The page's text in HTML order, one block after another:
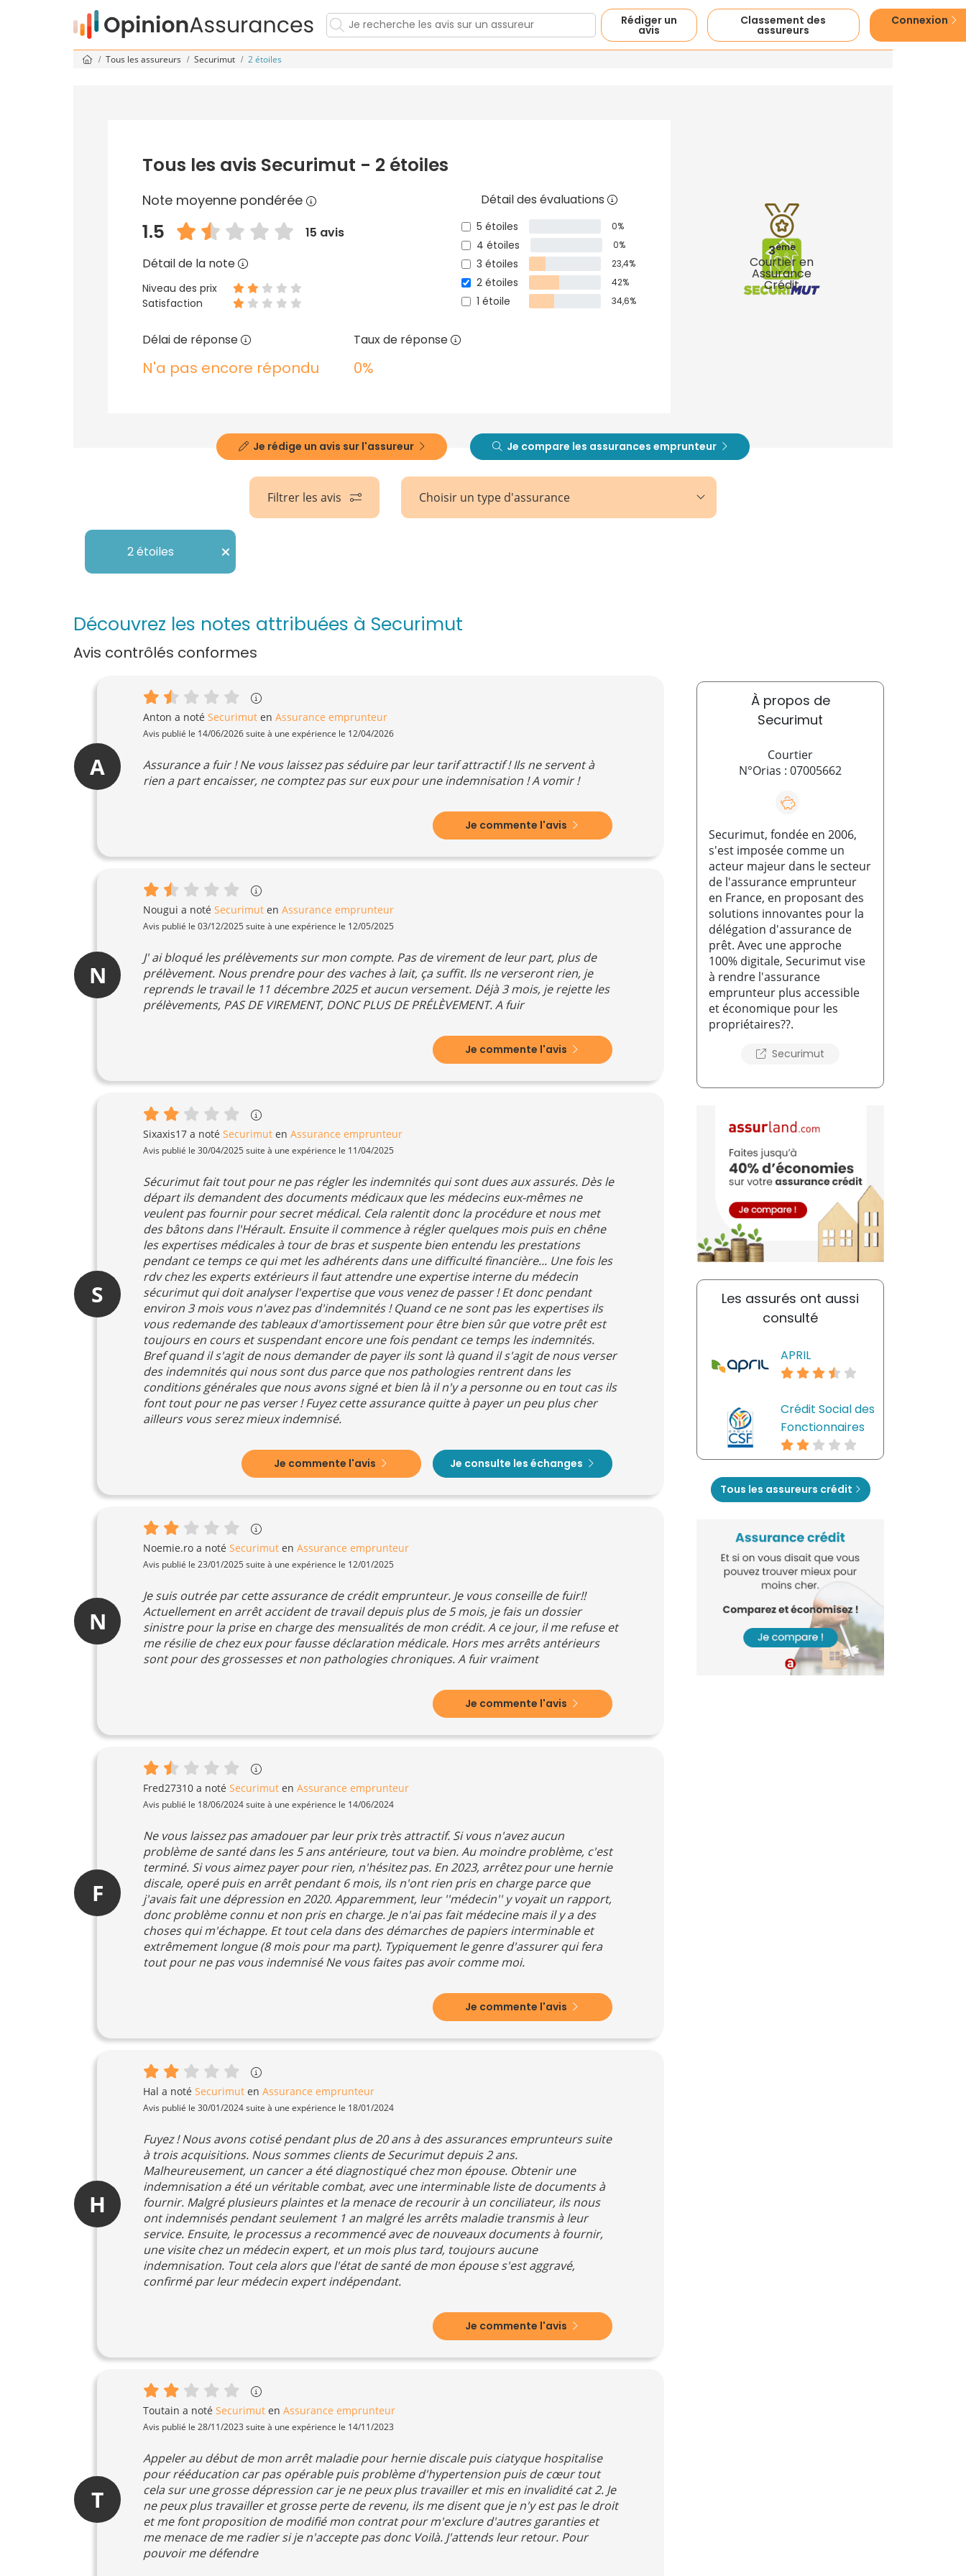
Rédiger un
avis
Classement des
assureurs
Connexion
Tous les assureurs Securimut 2 étoiles
Tous les avis Securimut - 2 étoiles
Note moyenne pondérée
1.5
15 avis
Détail de la note
Niveau des prix
Satisfaction
Détail des évaluations
5 étoiles 0%
4 étoiles 0%
3 étoiles 23,4%
2 étoiles 42%
1 étoile 34,6%
Délai de réponse
N'a pas encore répondu
Taux de réponse
0%
3ème
Courtier en
Assurance
Crédit
Je rédige un avis sur l'assureur Je compare les assurances emprunteur
Filtrer les avis Choisir un type d'assurance
2 étoiles
Découvrez les notes attribuées à Securimut
Avis contrôlés conformes
A
Anton a noté Securimut en Assurance emprunteur
Avis publié le 14/06/2026 suite à une expérience le 12/04/2026
Assurance a fuir ! Ne vous laissez pas séduire par leur tarif attractif ! Ils ne servent à
rien a part encaisser, ne comptez pas sur eux pour une indemnisation ! A vomir !
Je commente l'avis
N
Nougui a noté Securimut en Assurance emprunteur
Avis publié le 03/12/2025 suite à une expérience le 12/05/2025
J' ai bloqué les prélèvements sur mon compte. Pas de virement de leur part, plus de
prélèvement. Nous prendre pour des vaches à lait, ça suffit. Ils ne verseront rien, je
reprends le travail le 11 décembre 2025 et aucun versement. Déjà 3 mois, je rejette les
prélèvements, PAS DE VIREMENT, DONC PLUS DE PRÉLÈVEMENT. A fuir
Je commente l'avis
S
Sixaxis17 a noté Securimut en Assurance emprunteur
Avis publié le 30/04/2025 suite à une expérience le 11/04/2025
Sécurimut fait tout pour ne pas régler les indemnités qui sont dues aux assurés. Dès le
départ ils demandent des documents médicaux que les médecins eux-mêmes ne
veulent pas fournir pour secret médical. Cela ralentit donc la procédure et nous met
des bâtons dans l'Hérault. Ensuite il commence à régler quelques mois puis en chêne
les expertises médicales à tour de bras et suspente bien entendu les prestations
pendant ce temps ce qui met les adhérents dans une difficulté financière... Une fois les
rdv chez les experts extérieurs il faut attendre une expertise interne du médecin
sécurimut qui doit analyser l'expertise que vous venez de passer ! Et donc pendant
environ 3 mois vous n'avez pas d'indemnités ! Quand ce ne sont pas les expertises ils
vous redemande des tableaux d'amortissement pour être bien sûr que votre prêt est
toujours en cours et suspendant encore une fois pendant ce temps les indemnités.
Bref quand il s'agit de nous demander de payer ils sont là quand il s'agit de nous verser
des indemnités qui nous sont dus parce que nos pathologies rentrent dans les
conditions générales que nous avons signé et bien là il n'y a personne ou en tout cas ils
font tout pour ne pas verser ! Fuyez cette assurance quitte à payer un peu plus cher
ailleurs vous serez mieux indemnisé.
Je commente l'avis Je consulte les échanges
N
Noemie.ro a noté Securimut en Assurance emprunteur
Avis publié le 23/01/2025 suite à une expérience le 12/01/2025
Je suis outrée par cette assurance de crédit emprunteur. Je vous conseille de fuir!!
Actuellement en arrêt accident de travail depuis plus de 5 mois, je fais un dossier
sinistre pour la prise en charge des mensualités de mon crédit. A ce jour, il me refuse et
me résilie de chez eux pour fausse déclaration médicale. Hors mes arrêts antérieurs
sont pour des grossesses et non pathologies chroniques. A fuir vraiment
Je commente l'avis
F
Fred27310 a noté Securimut en Assurance emprunteur
Avis publié le 18/06/2024 suite à une expérience le 14/06/2024
Ne vous laissez pas amadouer par leur prix très attractif. Si vous n'avez aucun
problème de santé dans les 5 ans antérieure, tout va bien. Au moindre problème, c'est
terminé. Si vous aimez payer pour rien, n'hésitez pas. En 2023, arrêtez pour une hernie
discale, operé puis en arrêt pendant 6 mois, ils n'ont rien pris en charge parce que
j'avais fait une dépression en 2020. Apparemment, leur ''médecin'' y voyait un rapport,
donc problème connu et non pris en charge. Je n'ai pas fait médecine mais il y a des
choses qui m'échappe. Et tout cela dans des démarches de papiers interminable et
extrêmement longue (8 mois pour ma part). Typiquement le genre d'assurer qui fera
tout pour ne pas vous indemnisé Ne vous faites pas avoir comme moi.
Je commente l'avis
H
Hal a noté Securimut en Assurance emprunteur
Avis publié le 30/01/2024 suite à une expérience le 18/01/2024
Fuyez ! Nous avons cotisé pendant plus de 20 ans à des assurances emprunteurs suite
à trois acquisitions. Nous sommes clients de Securimut depuis 2 ans.
Malheureusement, un cancer a été diagnostiqué chez mon épouse. Obtenir une
indemnisation a été un véritable combat, avec une interminable liste de documents à
fournir. Malgré plusieurs plaintes et la menace de recourir à un conciliateur, ils nous
ont indemnisés pendant seulement 1 an malgré les arrêts maladie transmis à leur
service. Ensuite, le processus a recommencé avec de nouveaux documents à fournir,
une visite chez un médecin expert, et un mois plus tard, toujours aucune
indemnisation. Tout cela alors que l'état de santé de mon épouse s'est aggravé,
confirmé par leur médecin expert indépendant.
Je commente l'avis
T
Toutain a noté Securimut en Assurance emprunteur
Avis publié le 28/11/2023 suite à une expérience le 14/11/2023
Appeler au début de mon arrêt maladie pour hernie discale puis ciatyque hospitalise
pour rééducation car pas opérable puis problème d'hypertension puis de cœur tout
cela sur une grosse dépression car je ne peux plus travailler et mis en invalidité cat 2. Je
ne peux plus travailler et grosse perte de revenu, ils me disent que je n'y est pas le droit
et me font proposition de modifié mon contrat pour m'exclure d'autres garanties et
me menace de me radier si je n'accepte pas donc Voilà. J'attends leur retour. Pour
pouvoir me défendre
À propos de
Securimut
Courtier
N°Orias : 07005662
Securimut, fondée en 2006,
s'est imposée comme un
acteur majeur dans le secteur
de l'assurance emprunteur
en France, en proposant des
solutions innovantes pour la
délégation d'assurance de
prêt. Avec une approche
100% digitale, Securimut vise
à rendre l'assurance
emprunteur plus accessible
et économique pour les
propriétaires??.
Securimut
Les assurés ont aussi
consulté
APRIL
Crédit Social des
Fonctionnaires
Tous les assureurs crédit